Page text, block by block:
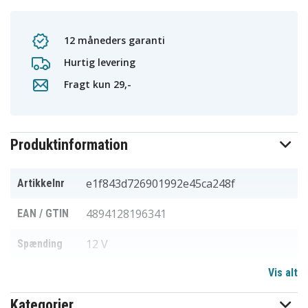
12 måneders garanti
Hurtig levering
Fragt kun 29,-
Produktinformation
Artikkelnr e1f843d726901992e45ca248f
EAN / GTIN 4894128196341
Spænding 12 V
Passer til
Vis alt